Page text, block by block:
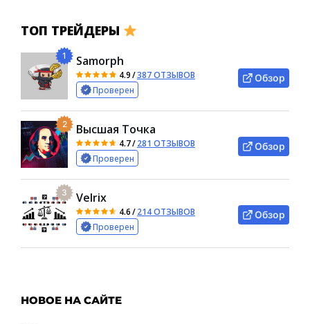
ТОП ТРЕЙДЕРЫ
1 Samorph
4.9/387 ОТЗЫВОВ
Проверен
Обзор
2 Высшая Точка
4.7/281 ОТЗЫВОВ
Проверен
Обзор
3 Velrix
4.6/214 ОТЗЫВОВ
Проверен
Обзор
НОВОЕ НА САЙТЕ